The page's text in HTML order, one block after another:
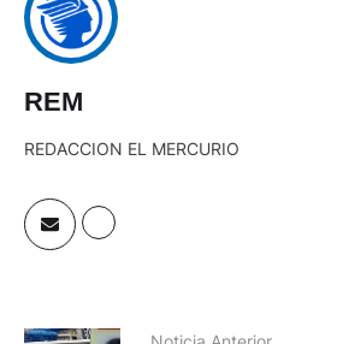
REM
REDACCION EL MERCURIO